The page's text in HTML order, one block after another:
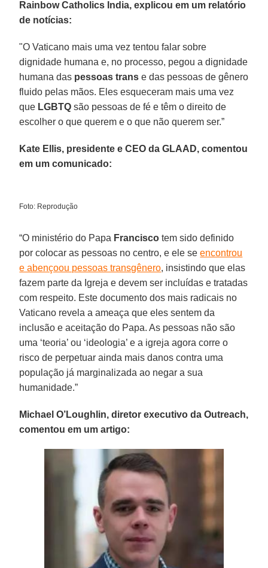
Rainbow Catholics India, explicou em um relatório
de notícias:
"O Vaticano mais uma vez tentou falar sobre
dignidade humana e, no processo, pegou a dignidade
humana das pessoas trans e das pessoas de gênero
fluido pelas mãos. Eles esqueceram mais uma vez
que LGBTQ são pessoas de fé e têm o direito de
escolher o que querem e o que não querem ser.”
Kate Ellis, presidente e CEO da GLAAD, comentou
em um comunicado:
Foto: Reprodução
“O ministério do Papa Francisco tem sido definido
por colocar as pessoas no centro, e ele seencontrou
e abençoou pessoas transgênero, insistindo que elas
fazem parte da Igreja e devem ser incluídas e tratadas
com respeito. Este documento dos mais radicais no
Vaticano revela a ameaça que eles sentem da
inclusão e aceitação do Papa. As pessoas não são
uma ‘teoria’ ou ‘ideologia’ e a igreja agora corre o
risco de perpetuar ainda mais danos contra uma
população já marginalizada ao negar a sua
humanidade.”
Michael O’Loughlin, diretor executivo da Outreach,
comentou em um artigo: